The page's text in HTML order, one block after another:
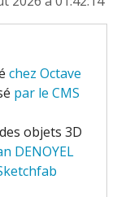
chez Octave
par le CMS
objets 3D
DENOYEL